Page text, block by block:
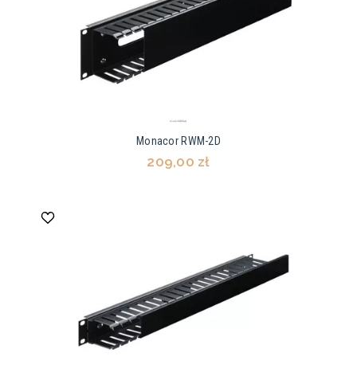
Monacor RWM-2D
209,00 zł